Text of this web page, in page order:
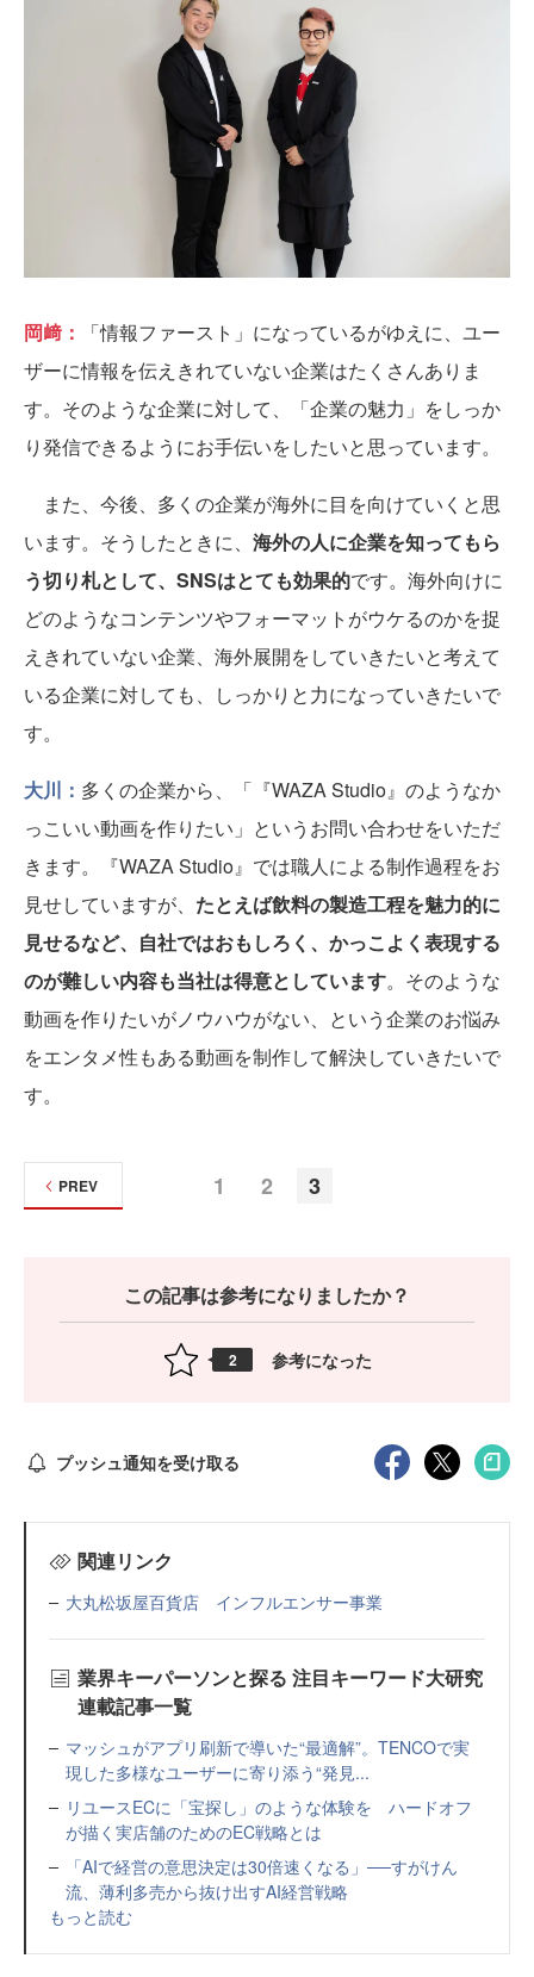
岡﨑：
「情報ファースト」になっているがゆえに、ユー
ザーに情報を伝えきれていない企業はたくさんありま
す。そのような企業に対して、「企業の魅力」をしっか
り発信できるようにお手伝いをしたいと思っています。
また、今後、多くの企業が海外に目を向けていくと思
います。そうしたときに、 海外の人に企業を知ってもら
う切り札として、SNSはとても効果的です。海外向けに
どのようなコンテンツやフォーマットがウケるのかを捉
えきれていない企業、海外展開をしていきたいと考えて
いる企業に対しても、しっかりと力になっていきたいで
す。
大川： 多くの企業から、「『WAZA Studio』のようなか
っこいい動画を作りたい」というお問い合わせをいただ
きます。『WAZA Studio』では職人による制作過程をお
見せしていますが、 たとえば飲料の製造工程を魅力的に
見せるなど、自社ではおもしろく、かっこよく表現する
のが難しい内容も当社は得意としています。そのような
動画を作りたいがノウハウがない、という企業のお悩み
をエンタメ性もある動画を制作して解決していきたいで
す。
1 2 3
PREV
この記事は参考になりましたか？
2 参考になった
プッシュ通知を受け取る
関連リンク
大丸松坂屋百貨店 インフルエンサー事業
業界キーパーソンと探る 注目キーワード大研究
連載記事一覧
マッシュがアプリ刷新で導いた“最適解”。TENCOで実
現した多様なユーザーに寄り添う“発見...
リユースECに「宝探し」のような体験を ハードオフ
が描く実店舗のためのEC戦略とは
「AIで経営の意思決定は30倍速くなる」──すがけん
流、薄利多売から抜け出すAI経営戦略
もっと読む